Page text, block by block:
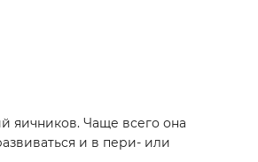
яичников. Чаще всего она
и в пери- или